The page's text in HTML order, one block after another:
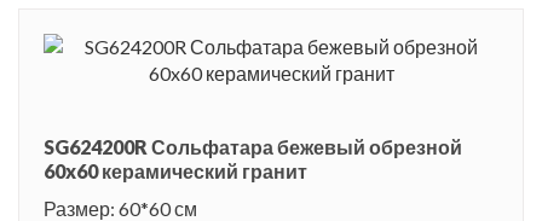
SG624200R Сольфатара бежевый обрезной
60x60 керамический гранит
Размер: 60*60 см